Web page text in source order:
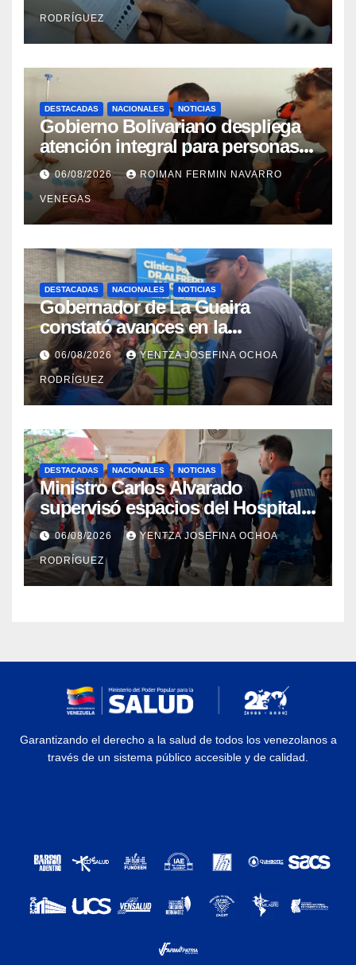
RODRÍGUEZ
DESTACADAS NACIONALES NOTICIAS
Gobierno Bolivariano despliega
atención integral para personas
con discapacidad en
campamentos de La Guaira
06/08/2026 ROIMAN FERMIN NAVARRO
VENEGAS
DESTACADAS NACIONALES NOTICIAS
Gobernador de La Guaira
constató avances en la
rehabilitación del Hospitalito de
Catia la Mar
06/08/2026 YENTZA JOSEFINA OCHOA
RODRÍGUEZ
DESTACADAS NACIONALES NOTICIAS
Ministro Carlos Alvarado
supervisó espacios del Hospital
Dermatológico Dr. Martín Vegas
en La Guaira
06/08/2026 YENTZA JOSEFINA OCHOA
RODRÍGUEZ
Garantizando el derecho a la salud de todos los venezolanos a
través de un sistema público accesible y de calidad.